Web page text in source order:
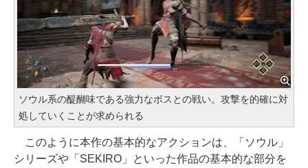
ソウル系の醍醐味である強力なボスとの戦い。攻撃を的確に対
処していくことが求められる
このように本作の基本的なアクションは、「ソウル」
シリーズや「SEKIRO」といった作品の基本的な部分を